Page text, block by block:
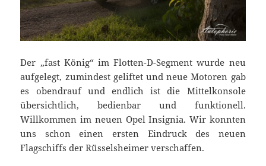
Der „fast König“ im Flotten-D-Segment wurde neu
aufgelegt, zumindest geliftet und neue Motoren gab
es obendrauf und endlich ist die Mittelkonsole
übersichtlich, bedienbar und funktionell.
Willkommen im neuen Opel Insignia. Wir konnten
uns schon einen ersten Eindruck des neuen
Flagschiffs der Rüsselsheimer verschaffen.